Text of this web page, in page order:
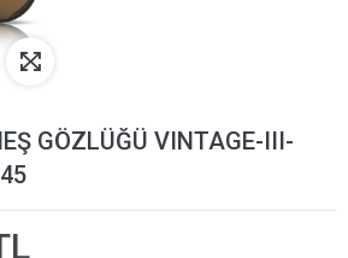
GÖZLÜĞÜ VINTAGE-III-